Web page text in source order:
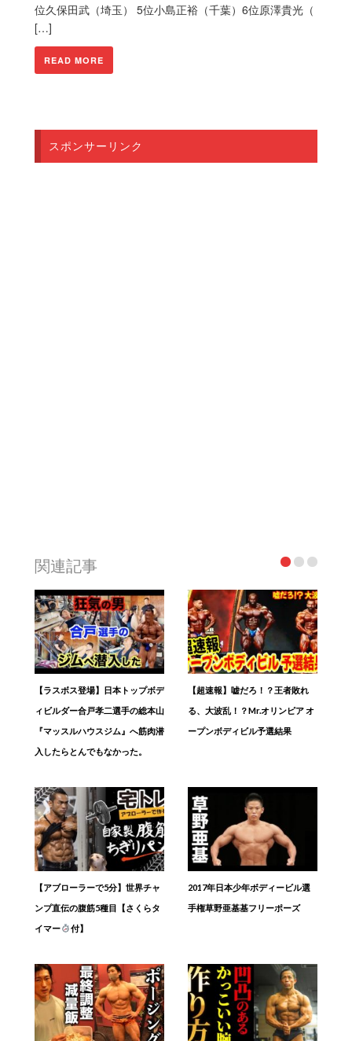
位久保田武（埼玉） 5位小島正裕（千葉）6位原澤貴光（
[…]
READ MORE
スポンサーリンク
関連記事
【ラスボス登場】日本トップボデ
ィビルダー合戸孝二選手の総本山
『マッスルハウスジム』へ筋肉潜
入したらとんでもなかった。
【超速報】嘘だろ！？王者敗れ
る、大波乱！？Mr.オリンピア オ
ープンボディビル予選結果
【アブローラーで5分】世界チャ
ンプ直伝の腹筋5種目【さくらタ
イマー
付】
2017年日本少年ボディービル選
手権草野亜基基フリーポーズ